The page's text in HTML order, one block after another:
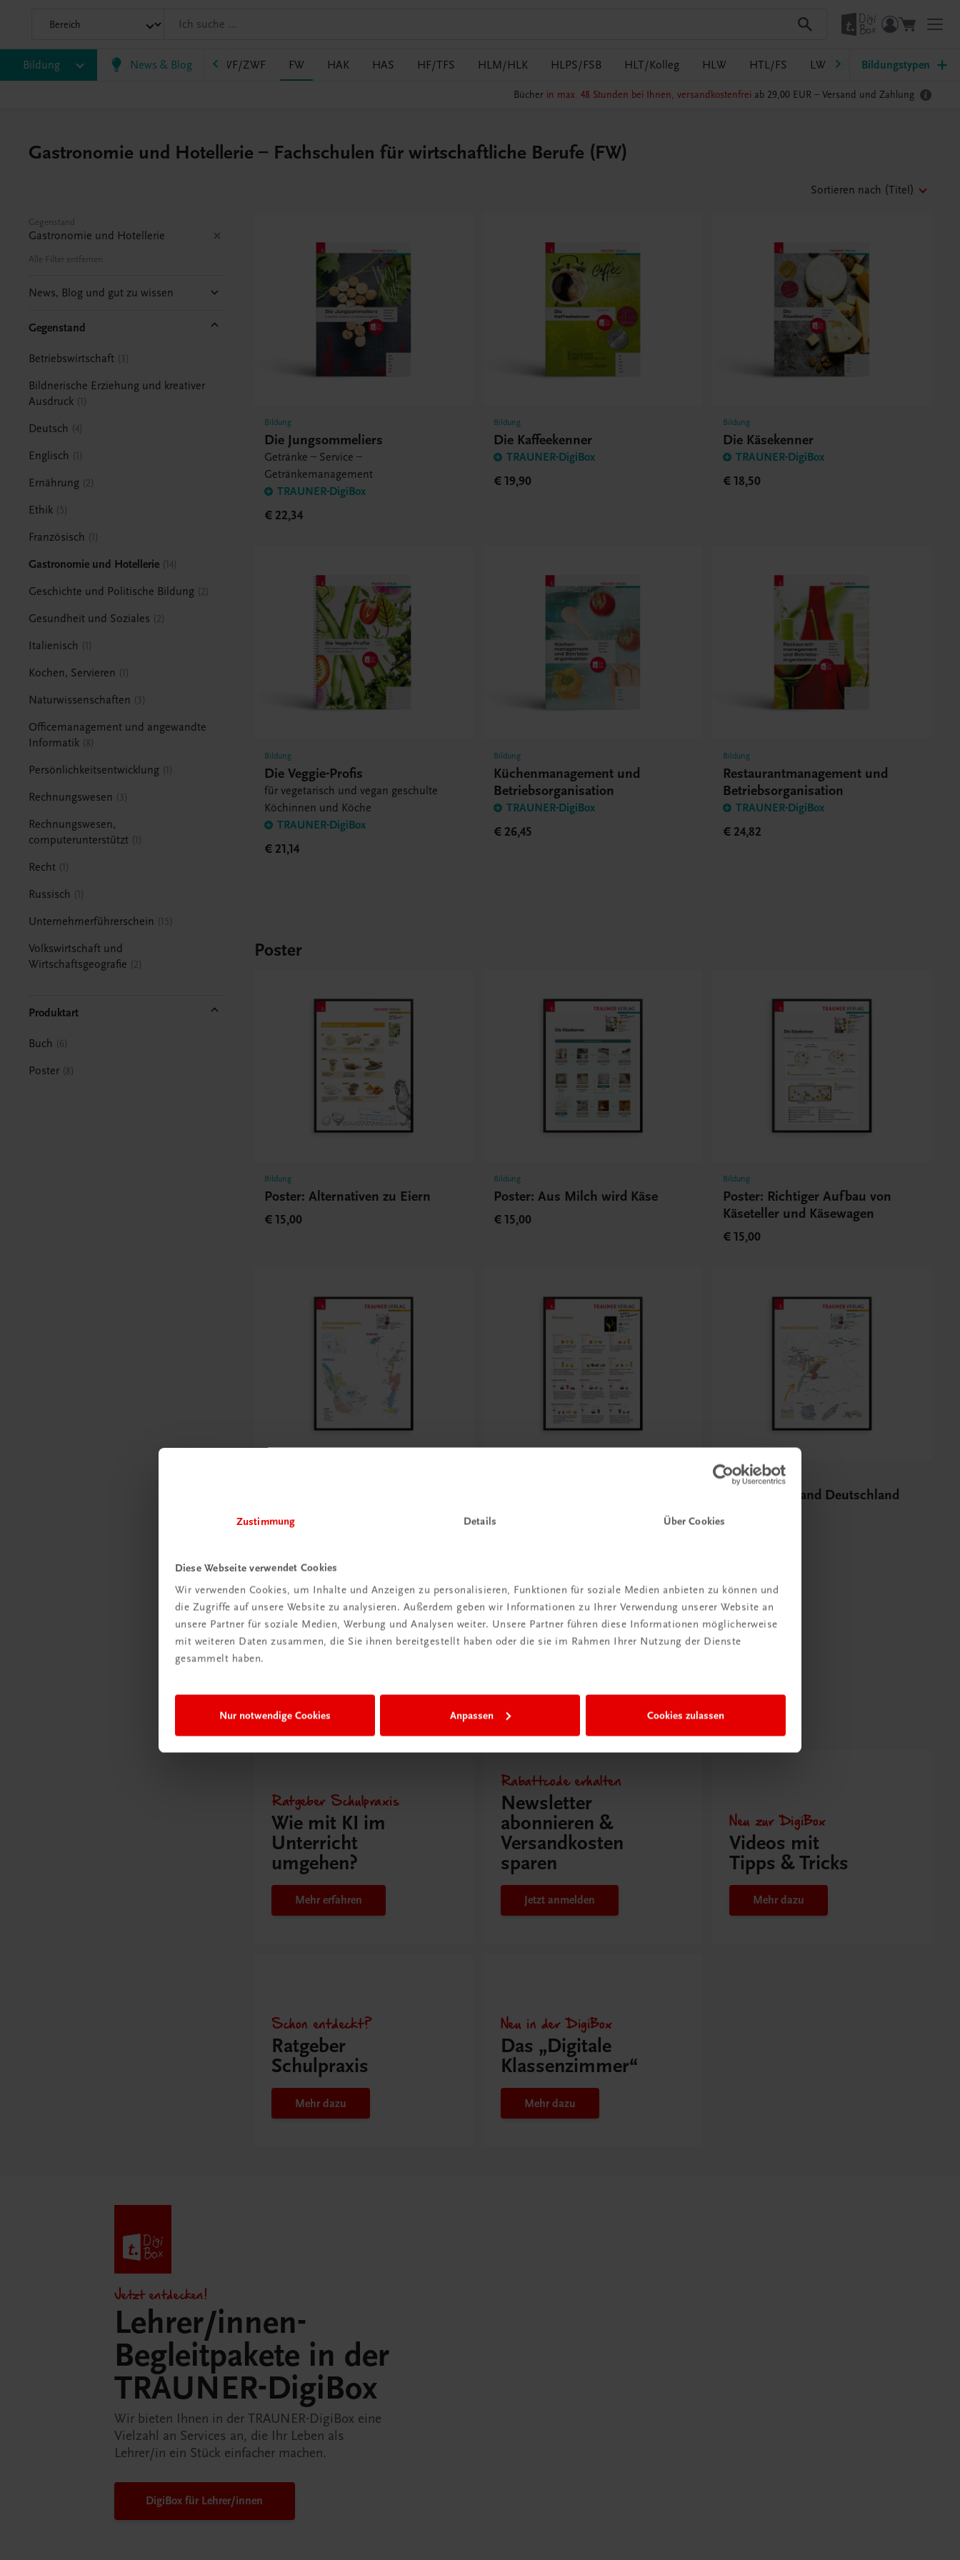
Zustimmung Details Über Cookies
Diese Webseite verwendet Cookies
Wir verwenden Cookies, um Inhalte und Anzeigen zu personalisieren, Funktionen für soziale Medien anbieten zu können und
die Zugriffe auf unsere Website zu analysieren. Außerdem geben wir Informationen zu Ihrer Verwendung unserer Website an
unsere Partner für soziale Medien, Werbung und Analysen weiter. Unsere Partner führen diese Informationen möglicherweise
mit weiteren Daten zusammen, die Sie ihnen bereitgestellt haben oder die sie im Rahmen Ihrer Nutzung der Dienste
gesammelt haben.
Nur notwendige Cookies Anpassen Cookies zulassen
Bildung News & Blog
BAFEP/BASOP BRP BS EWF/ZWF FW HAK HAS HF/TFS HLM/HLK HLPS/FSB HLT/Kolleg HLW HTL/FS LW/LWBF MS/ASO
Bildungstypen
Bücher in max. 48 Stunden bei Ihnen, versandkostenfrei ab 29,00 EUR – Versand und Zahlung
Gastronomie und Hotellerie – Fachschulen für wirtschaftliche Berufe (FW)
Sortieren nach (Titel)
Gegenstand
Gastronomie und Hotellerie
Alle Filter entfernen
News, Blog und gut zu wissen
Gegenstand
Betriebswirtschaft 3
Bildnerische Erziehung und kreativer
Ausdruck 1
Deutsch 4
Englisch 1
Ernährung 2
Ethik 5
Französisch 1
Gastronomie und Hotellerie 14
Geschichte und Politische Bildung 2
Gesundheit und Soziales 2
Italienisch 1
Kochen, Servieren 1
Naturwissenschaften 3
Officemanagement und angewandte
Informatik 8
Persönlichkeitsentwicklung 1
Rechnungswesen 3
Rechnungswesen,
computerunterstützt 1
Recht 1
Russisch 1
Unternehmerführerschein 15
Volkswirtschaft und
Wirtschaftsgeografie
2
Produktart
Buch 6
Poster 8
Bildung
Die Jungsommeliers
Getränke – Service –
Getränkemanagement
TRAUNER-DigiBox
€ 22,34
Bildung
Die Kaffeekenner
TRAUNER-DigiBox
€ 19,90
Bildung
Die Käsekenner
TRAUNER-DigiBox
€ 18,50
Bildung
Die Veggie-Profis
für vegetarisch und vegan geschulte
Köchinnen und Köche
TRAUNER-DigiBox
€ 21,14
Bildung
Küchenmanagement und
Betriebsorganisation
TRAUNER-DigiBox
€ 26,45
Bildung
Restaurantmanagement und
Betriebsorganisation
TRAUNER-DigiBox
€ 24,82
Poster
Bildung
Poster: Alternativen zu Eiern
€ 15,00
Bildung
Poster: Aus Milch wird Käse
€ 15,00
Bildung
Poster: Richtiger Aufbau von
Käseteller und Käsewagen
€ 15,00
€ 15,00
Bildung
Poster: Weinland Deutschland
€ 15,00
Mehr Poster laden
Gut zu wissen
Ratgeber Schulpraxis
Wie mit KI im
Unterricht
umgehen?
Mehr erfahren
Rabattcode erhalten
Newsletter
abonnieren &
Versandkosten
sparen
Jetzt anmelden
Neu zur DigiBox
Videos mit
Tipps & Tricks
Mehr dazu
Schon entdeckt?
Ratgeber
Schulpraxis
Mehr dazu
Neu in der DigiBox
Das „Digitale
Klassenzimmer“
Mehr dazu
Jetzt entdecken!
Lehrer/innen-
Begleitpakete in der
TRAUNER-DigiBox
Wir bieten Ihnen in der TRAUNER-DigiBox eine
Vielzahl an Services an, die Ihr Leben als
Lehrer/in ein Stück einfacher machen.
DigiBox für Lehrer/innen